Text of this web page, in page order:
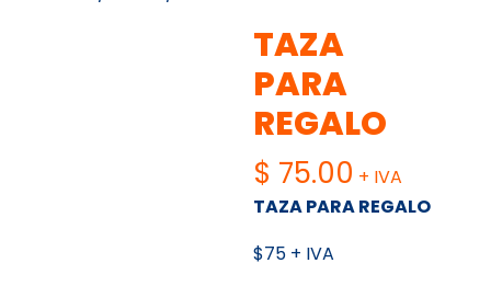
TAZA
PARA
REGALO
$ 75.00 + IVA
TAZA PARA REGALO
$75 + IVA